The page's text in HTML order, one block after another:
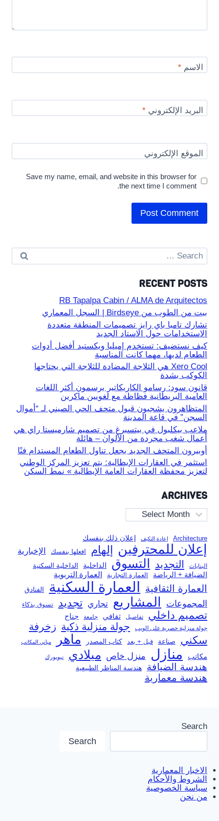
الاسم*
البريد الإلكتروني*
الموقع الإلكتروني
Save my name, email, and website in this browser for
the next time I comment.
Search
for:
RECENT POSTS
RB Tapalpa Cabin / ALMA de Arquitectos
بيت من الطوب من Birdseye | السجل المعماري
تشارك تامبا باي رايز تصميمات المنطقة متعددة
الاستخدامات حول الاستاد الجديد
كيف نستضيف: تستخدم إميليا ويكستيد أفضل أدوات
الطعام لديها، مهما كانت المناسبة
Xero Cool هي الثلاجة المضادة للثلاجة التي يحتاجها
الكوكب بشدة
قانون سود: رسامو الكاريكاتير يرسمون أكثر اللغات
العامية البريطانية فظاظة مع لغويين ماكرين
المتظاهرون يشجبون قبول متحف الحي الصيني لـ “أموال
السجن” في قاعة المدينة
ملاعب بيكلبول في بيتسبرغ من تصميم شارميستا راي هي
أعمال شغب مجردة من الألوان – هائلة
أوبيرون المتحف الجديد يجعل تناول الطعام المستدام فنًا
استثمر في العقارات الإيطالية: يتم تعزيز المركز الوطني
لتعزيز محفظة العقارات العامة الإيطالية » نمط السكن
ARCHIVES
Archives
Architecture إعادة التكيف إعلان ذلك بنفسك
إعلان للمحترفين إلهام افعلها بنفسك الإخبارية
البنايات التجديد التسوق الداخلية الداخلية السكنية
الضيافة + الرياضة العمارة التجارية العمارة التربوية
العمارة الثقافية العمارة السكنية الفنادق
المجموعات المشاريع تجاري تجديد تسوق بذكاء
تصميم داخلي تفاصيل ثقافي جامعة جناح
جولة منزلية حصرية على الويب جولة منزلية ذكية زخرفة
سكني صناعة قبل + بعد كتاب المصدر ماهر مباني المكاتب
مكاتب منازل منزل خاص ميلادي نيويورك
هندسة الضيافة هندسة المناظر الطبيعية
هندسة معمارية
Search
Search
الاخبار المعمارية
الشروط والأحكام
سياسة الخصوصية
من نحن